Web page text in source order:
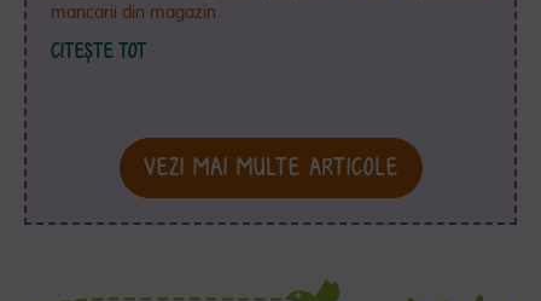
mancarii din magazin.
CITEȘTE TOT
VEZI MAI MULTE ARTICOLE